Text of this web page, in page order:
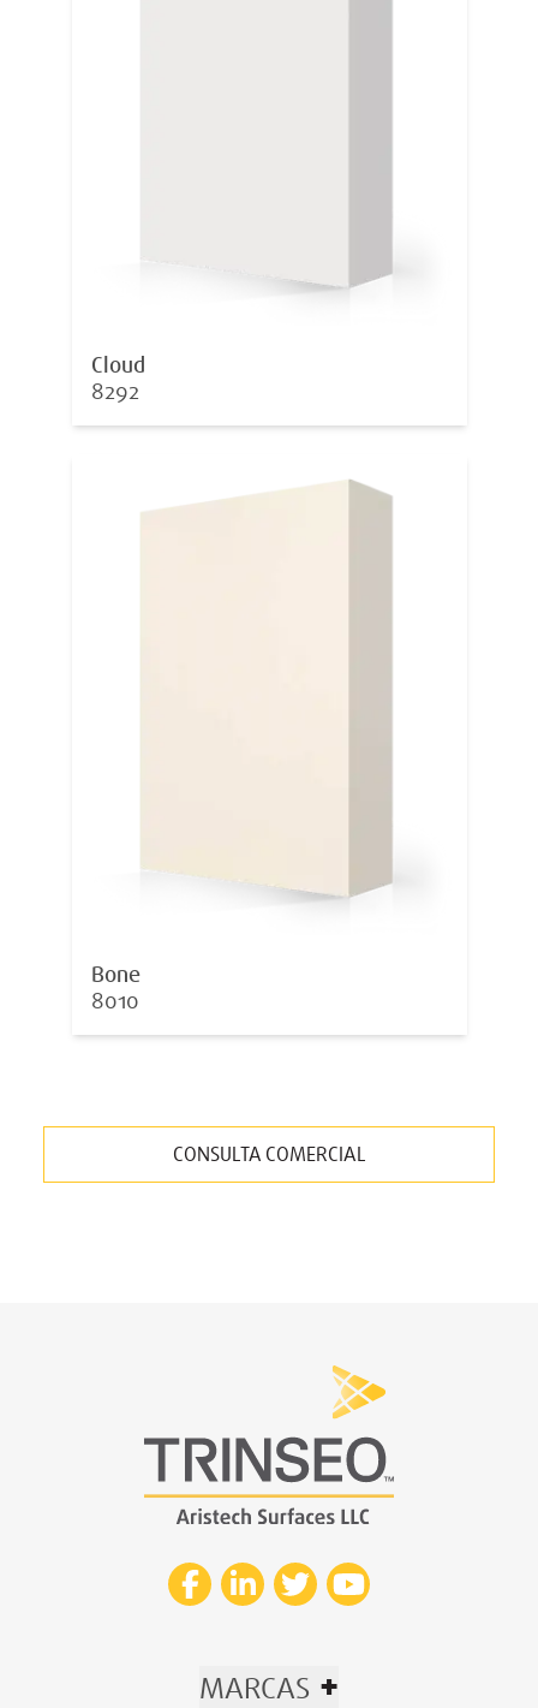
Cloud
8292
Bone
8010
CONSULTA COMERCIAL
MARCAS +